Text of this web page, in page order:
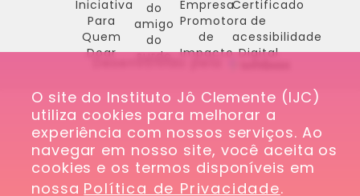
O site do Instituto Jô Clemente (IJC)
utiliza cookies para melhorar a
experiência com nossos serviços. Ao
navegar em nosso site, você aceita os
cookies e os termos disponíveis em
nossa Política de Privacidade.